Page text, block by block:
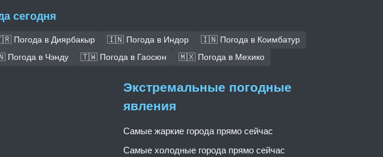
сегодня
Погода в Диярбакыр 🇮🇳 Погода в Индор
🇮🇳 Погода в Коимбатур
в Чэнду 🇹🇼 Погода в Гаосюн 🇲🇽 Погода в Мехико
Экстремальные погодные
явления
Самые жаркие города прямо сейчас
Самые холодные города прямо сейчас